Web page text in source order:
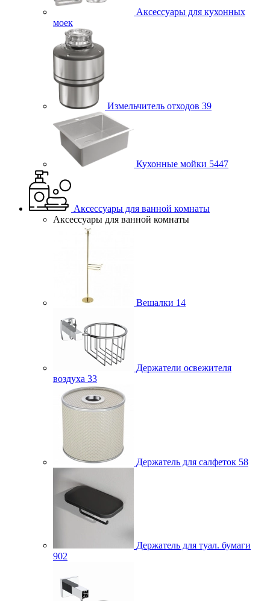
Аксессуары для кухонных
моек
Измельчитель отходов 39
Кухонные мойки 5447
Аксессуары для ванной комнаты
Аксессуары для ванной комнаты
Вешалки 14
Держатели освежителя
воздуха 33
Держатель для салфеток 58
Держатель для туал. бумаги
902